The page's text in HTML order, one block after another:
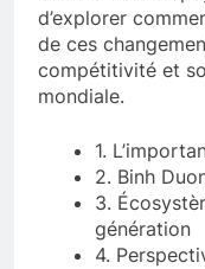
d’explorer
de ces
compétitivité et
mondiale.
1.
2. Binh
3.
génération
4.